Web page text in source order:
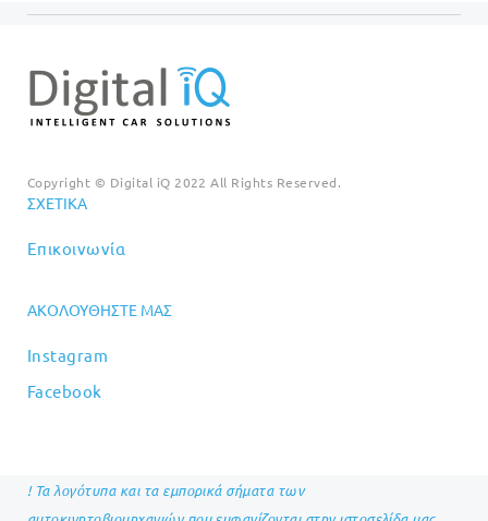
Copyright © Digital iQ 2022 All Rights Reserved.
ΣΧΕΤΙΚΆ
Επικοινωνία
ΑΚΟΛΟΥΘΉΣΤΕ ΜΑΣ
Instagram
Facebook
! Τα λογότυπα και τα εμπορικά σήματα των